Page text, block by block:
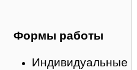
Формы работы
Индивидуальные